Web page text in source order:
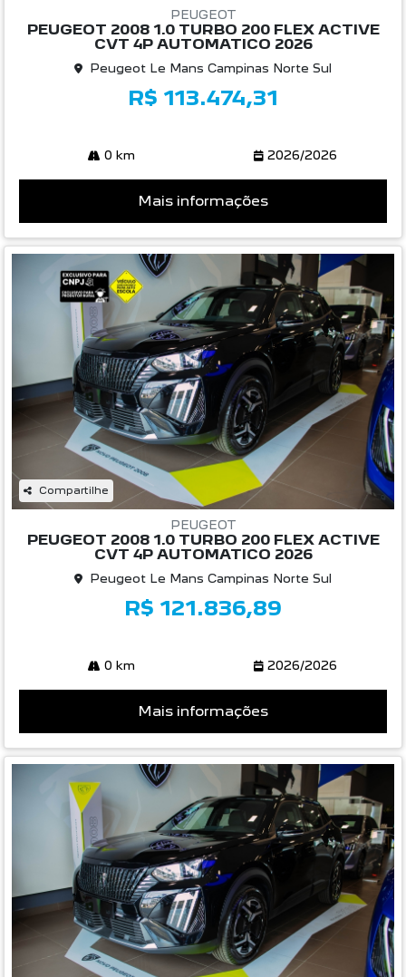
PEUGEOT
PEUGEOT 2008 1.0 TURBO 200 FLEX ACTIVE
CVT 4P AUTOMATICO 2026
Peugeot Le Mans Campinas Norte Sul
R$ 113.474,31
0 km 2026/2026
Mais informações
Compartilhe
PEUGEOT
PEUGEOT 2008 1.0 TURBO 200 FLEX ACTIVE
CVT 4P AUTOMATICO 2026
Peugeot Le Mans Campinas Norte Sul
R$ 121.836,89
0 km 2026/2026
Mais informações